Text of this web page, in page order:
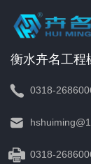
衡水卉名工程
0318-
0318-